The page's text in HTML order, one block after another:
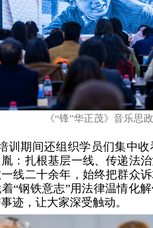
《“锋”华正茂》音乐思
训期间还组织学员们集中
：扎根基层一线、传递法
线二十余年，始终把群众
“钢铁意志”用法律温情化
迹，让大家深受触动。